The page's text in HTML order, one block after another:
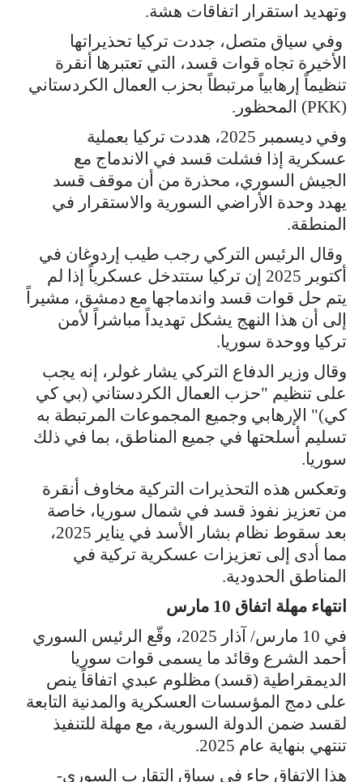
وتهديد استقرار اتفاقات هشة.
وفي سياق متصل، جددت تركيا تحذيراتها
الأخيرة تجاه قوات قسد، التي تعتبرها أنقرة
تنظيماً إرهابياً مرتبطاً بحزب العمال الكردستاني
(PKK) المحظور.
وفي ديسمبر 2025، هددت تركيا بعملية
عسكرية إذا فشلت قسد في الاندماج مع
الجيش السوري، محذرة من أن موقف قسد
يهدد وحدة الأراضي السورية والاستقرار في
المنطقة.
وقال الرئيس التركي رجب طيب إردوغان في
أكتوبر 2025 إن تركيا ستتدخل عسكرياً إذا لم
يتم حل قوات قسد واندماجها مع دمشق، مشيراً
إلى أن هذا النهج يشكل تهديداً مباشراً لأمن
تركيا ووحدة سوريا.
وقال وزير الدفاع التركي يشار غولر، إنه يجب
على تنظيم "حزب العمال الكردستاني (بي كي
كي)" الإرهابي وجميع المجموعات المرتبطة به
تسليم أسلحتها في جميع المناطق، بما في ذلك
سوريا.
وتعكس هذه التحذيرات التركية مخاوف أنقرة
من تعزيز نفوذ قسد في شمال سوريا، خاصة
بعد سقوط نظام بشار الأسد في يناير 2025،
مما أدى إلى تعزيزات عسكرية تركية في
المناطق الحدودية.
انتهاء مهلة اتفاق 10 مارس
في 10 مارس/ آذار 2025، وقّع الرئيس السوري
أحمد الشرع وقائد ما يسمى قوات سوريا
الديمقراطية (قسد) مظلوم عبدي اتفاقاً ينص
على دمج المؤسسات العسكرية والمدنية التابعة
لقسد ضمن الدولة السورية، مع مهلة للتنفيذ
تنتهي بنهاية عام 2025.
هذا الاتفاق جاء في سياق التقارب السوري-